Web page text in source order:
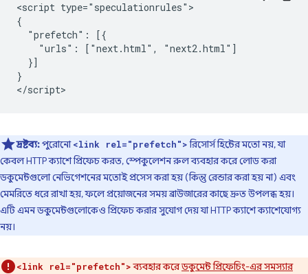
<script type="speculationrules">
{
  "prefetch": [{
    "urls": ["next.html", "next2.html"]
  }]
}
দ্রষ্টব্য:পুরোনো<link rel="prefetch">রিসোর্স হিন্টের মতো নয়, যা
কেবল HTTP ক্যাশে প্রিফেচ করত, স্পেকুলেশন রুল ব্যবহার করে লোড করা
ডকুমেন্টগুলো নেভিগেশনের মতোই প্রসেস করা হয় (কিন্তু রেন্ডার করা হয় না) এবং
মেমরিতে ধরে রাখা হয়, ফলে প্রয়োজনের সময় ব্রাউজারের কাছে দ্রুত উপলব্ধ হয়।
এটি এমন ডকুমেন্টগুলোকেও প্রিফেচ করার সুযোগ দেয় যা HTTP ক্যাশে ক্যাশেযোগ্য
নয়।
<link rel="prefetch">ব্যবহার করেডকুমেন্ট প্রিফেচিং-এর সমস্যার